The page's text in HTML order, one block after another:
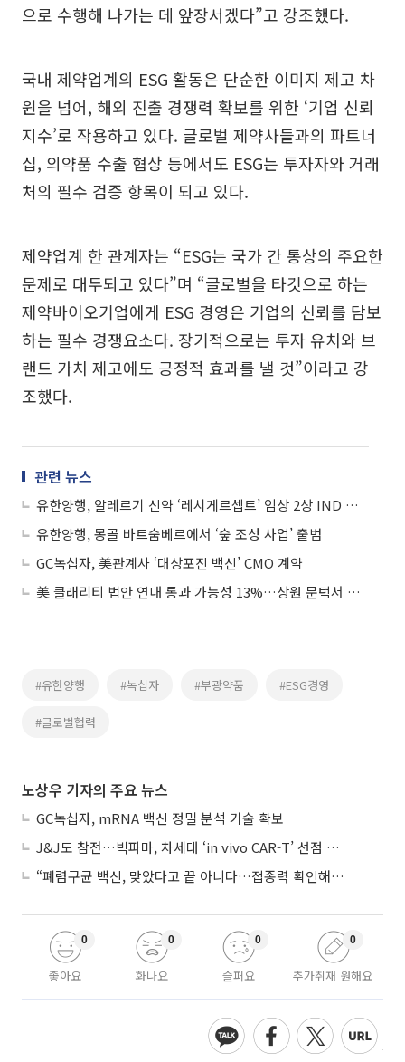
으로 수행해 나가는 데 앞장서겠다”고 강조했다.
국내 제약업계의 ESG 활동은 단순한 이미지 제고 차
원을 넘어, 해외 진출 경쟁력 확보를 위한 ‘기업 신뢰
지수’로 작용하고 있다. 글로벌 제약사들과의 파트너
십, 의약품 수출 협상 등에서도 ESG는 투자자와 거래
처의 필수 검증 항목이 되고 있다.
제약업계 한 관계자는 “ESG는 국가 간 통상의 주요한
문제로 대두되고 있다”며 “글로벌을 타깃으로 하는
제약바이오기업에게 ESG 경영은 기업의 신뢰를 담보
하는 필수 경쟁요소다. 장기적으로는 투자 유치와 브
랜드 가치 제고에도 긍정적 효과를 낼 것”이라고 강
조했다.
관련 뉴스
유한양행, 알레르기 신약 ‘레시게르셉트’ 임상 2상 IND 승인
유한양행, 몽골 바트숨베르에서 ‘숲 조성 사업’ 출범
GC녹십자, 美관계사 ‘대상포진 백신’ CMO 계약
美 클래리티 법안 연내 통과 가능성 13%…상원 문턱서 제동
#유한양행 #녹십자 #부광약품 #ESG경영
#글로벌협력
노상우 기자의 주요 뉴스
GC녹십자, mRNA 백신 정밀 분석 기술 확보
J&J도 참전…빅파마, 차세대 ‘in vivo CAR-T’ 선점 경쟁 본격화
“폐렴구균 백신, 맞았다고 끝 아니다…접종력 확인해야”
좋아요
0
화나요
0
슬퍼요
0
추가취재 원해요
0